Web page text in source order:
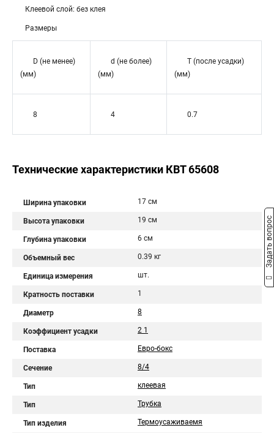
Клеевой слой: без клея
Размеры
D (не менее)
(мм)
d (не более)
(мм)
T (после усадки)
(мм)
8 4 0.7
Технические характеристики КВТ 65608
Ширина упаковки 17 см
Высота упаковки 19 см
Глубина упаковки 6 см
Объемный вес 0.39 кг
Единица измерения шт.
Кратность поставки 1
Диаметр 8
Коэффициент усадки 2 1
Поставка Евро-бокс
Сечение 8/4
Тип клеевая
Тип Трубка
Тип изделия Термоусаживаемя
Задать вопрос